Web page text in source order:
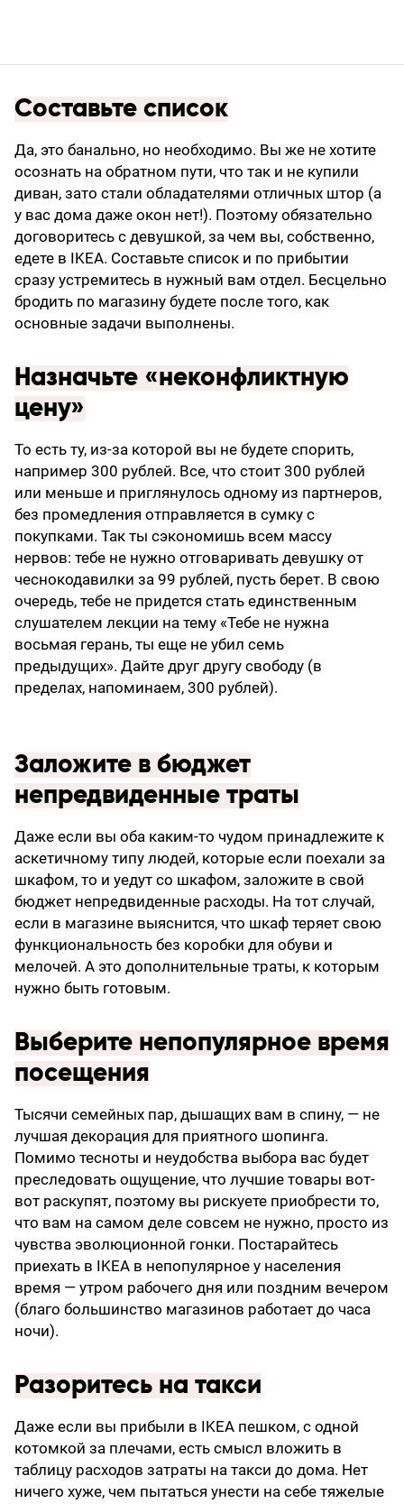
Составьте список
Да, это банально, но необходимо. Вы же не хотите
осознать на обратном пути, что так и не купили
диван, зато стали обладателями отличных штор (а
у вас дома даже окон нет!). Поэтому обязательно
договоритесь с девушкой, за чем вы, собственно,
едете в IKEA. Составьте список и по прибытии
сразу устремитесь в нужный вам отдел. Бесцельно
бродить по магазину будете после того, как
основные задачи выполнены.
Назначьте «неконфликтную
цену»
То есть ту, из-за которой вы не будете спорить,
например 300 рублей. Все, что стоит 300 рублей
или меньше и приглянулось одному из партнеров,
без промедления отправляется в сумку с
покупками. Так ты сэкономишь всем массу
нервов: тебе не нужно отговаривать девушку от
чеснокодавилки за 99 рублей, пусть берет. В свою
очередь, тебе не придется стать единственным
слушателем лекции на тему «Тебе не нужна
восьмая герань, ты еще не убил семь
предыдущих». Дайте друг другу свободу (в
пределах, напоминаем, 300 рублей).
Заложите в бюджет
непредвиденные траты
Даже если вы оба каким-то чудом принадлежите к
аскетичному типу людей, которые если поехали за
шкафом, то и уедут со шкафом, заложите в свой
бюджет непредвиденные расходы. На тот случай,
если в магазине выяснится, что шкаф теряет свою
функциональность без коробки для обуви и
мелочей. А это дополнительные траты, к которым
нужно быть готовым.
Выберите непопулярное время
посещения
Тысячи семейных пар, дышащих вам в спину, — не
лучшая декорация для приятного шопинга.
Помимо тесноты и неудобства выбора вас будет
преследовать ощущение, что лучшие товары вот-
вот раскупят, поэтому вы рискуете приобрести то,
что вам на самом деле совсем не нужно, просто из
чувства эволюционной гонки. Постарайтесь
приехать в IKEA в непопулярное у населения
время — утром рабочего дня или поздним вечером
(благо большинство магазинов работает до часа
ночи).
Разоритесь на такси
Даже если вы прибыли в IKEA пешком, с одной
котомкой за плечами, есть смысл вложить в
таблицу расходов затраты на такси до дома. Нет
ничего хуже, чем пытаться унести на себе тяжелые